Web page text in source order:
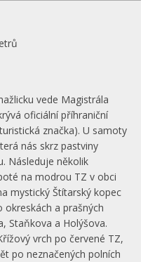
vede Magistrála
oficiální příhraniční
značka). U samoty
nás skrz pastviny
Následuje několik
na modrou TZ v obci
mystický Štítarský kopec
a prašných
Staňkova a Holýšova.
vrch po červené TZ,
po neznačených polních